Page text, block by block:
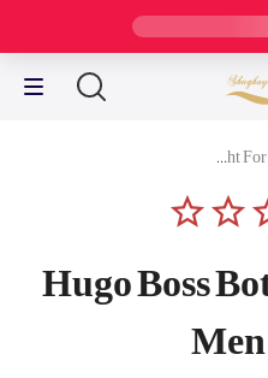
Hugo Boss Bottled Night For Men EDT
star_borderstar_border
Hugo Boss